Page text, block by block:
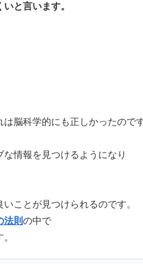
と言います。
脳科学的にも正しかったのです
情報を見つけるようになり
いことが見つけられるのです。
法則の中で